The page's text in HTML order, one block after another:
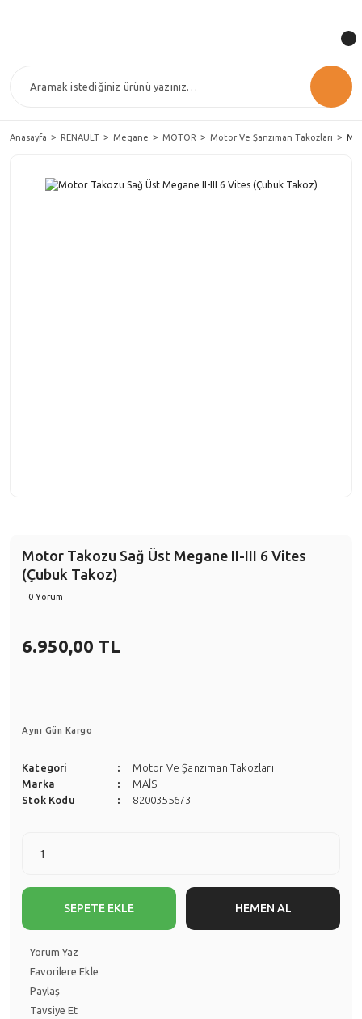
Anasayfa RENAULT Megane MOTOR Motor Ve Şanzıman Takozları
Motor Takozu Sağ Üst Megane II-III 6 Vites
(Çubuk Takoz)
0 Yorum
6.950,00 TL
Aynı Gün Kargo
Kategori
Motor Ve Şanzıman Takozları
Marka
MAİS
Stok Kodu
8200355673
SEPETE EKLE HEMEN AL
Yorum Yaz
Paylaş
Tavsiye Et